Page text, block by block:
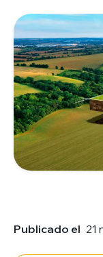
Publicado el 21